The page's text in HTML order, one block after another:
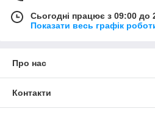
Сьогодні працює з 09:00 до
Показати весь графік
Про нас
Контакти